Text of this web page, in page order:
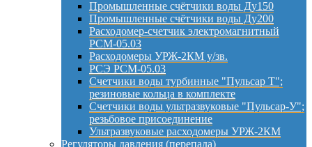
Промышленные счётчики воды Ду150
Промышленные счётчики воды Ду200
Расходомер-счетчик электромагнитный
РСМ-05.03
Расходомеры УРЖ-2КМ у/зв.
РСЭ РСМ-05.03
Счетчики воды турбинные "Пульсар Т";
резиновые кольца в комплекте
Счетчики воды ультразвуковые "Пульсар-У";
резьбовое присоединение
Ультразвуковые расходомеры УРЖ-2КМ
Регуляторы давления (перепада)